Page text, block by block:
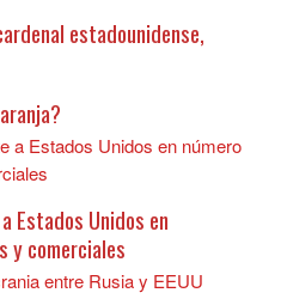
estadounidense,
Estados Unidos en
y comerciales